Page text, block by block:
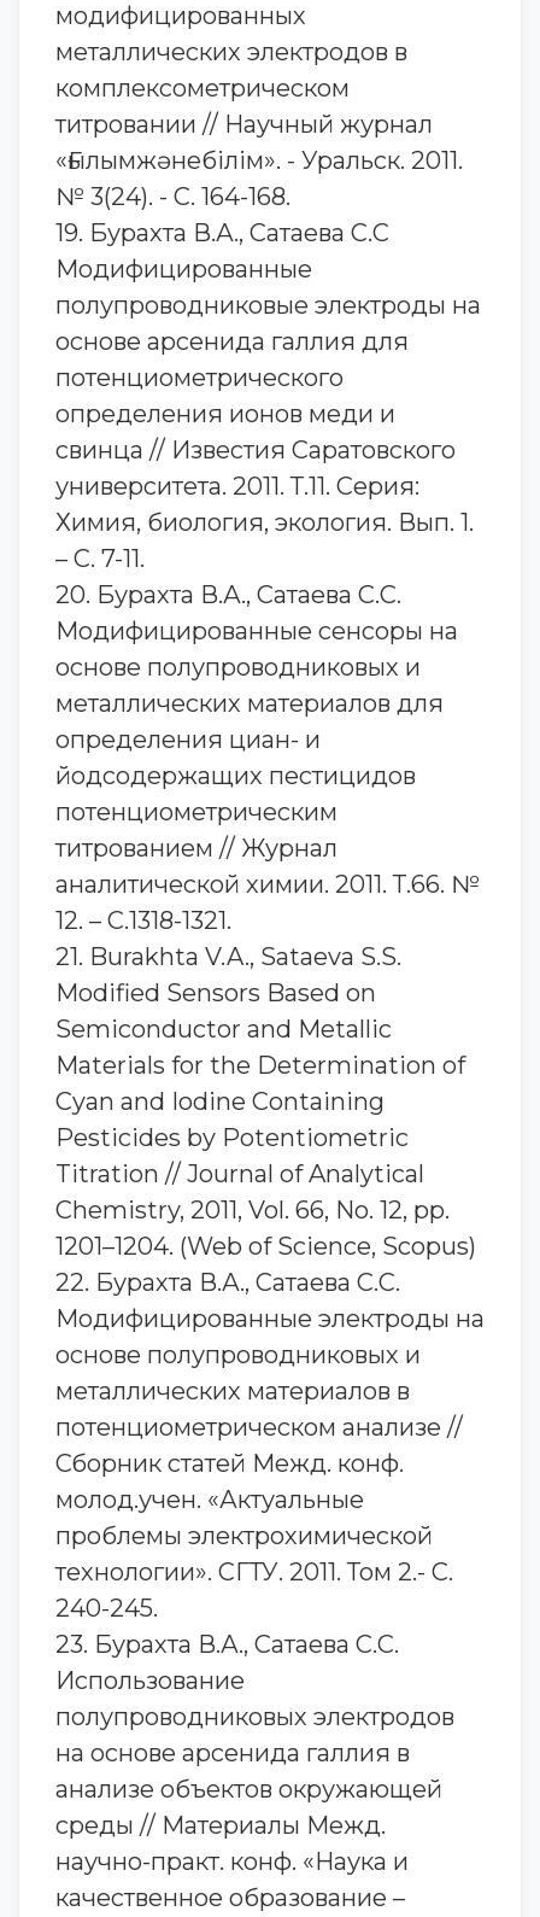
модифицированных
металлических электродов в
комплексометрическом
титровании // Научный журнал
«Ғылымжәнебілім». - Уральск. 2011.
№ 3(24). - С. 164-168.
19. Бурахта В.А., Сатаева С.С
Модифицированные
полупроводниковые электроды на
основе арсенида галлия для
потенциометрического
определения ионов меди и
свинца // Известия Саратовского
университета. 2011. Т.11. Серия:
Химия, биология, экология. Вып. 1.
– С. 7-11.
20. Бурахта В.А., Сатаева С.С.
Модифицированные сенсоры на
основе полупроводниковых и
металлических материалов для
определения циан- и
йодсодержащих пестицидов
потенциометрическим
титрованием // Журнал
аналитической химии. 2011. Т.66. №
12. – С.1318-1321.
21. Burakhta V.A., Sataeva S.S.
Modified Sensors Based on
Semiconductor and Metallic
Materials for the Determination of
Cyan and Iodine Containing
Pesticides by Potentiometric
Titration // Journal of Analytical
Chemistry, 2011, Vol. 66, No. 12, pp.
1201–1204. (Web of Science, Scopus)
22. Бурахта В.А., Сатаева С.С.
Модифицированные электроды на
основе полупроводниковых и
металлических материалов в
потенциометрическом анализе //
Сборник статей Межд. конф.
молод.учен. «Актуальные
проблемы электрохимической
технологии». СГТУ. 2011. Том 2.- С.
240-245.
23. Бурахта В.А., Сатаева С.С.
Использование
полупроводниковых электродов
на основе арсенида галлия в
анализе объектов окружающей
среды // Материалы Межд.
научно-практ. конф. «Наука и
качественное образование –